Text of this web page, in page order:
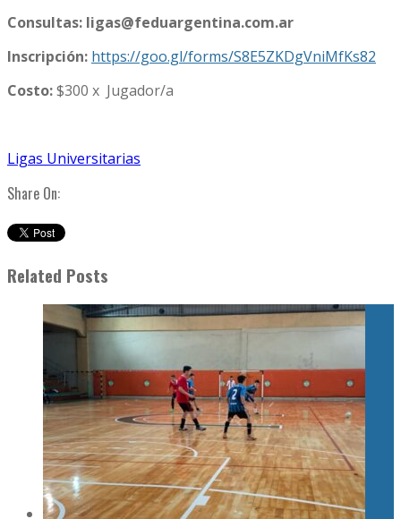
Consultas: ligas@feduargentina.com.ar
Inscripción: https://goo.gl/forms/S8E5ZKDgVniMfKs82
Costo:$300 x Jugador/a
Ligas Universitarias
Share On:
Related Posts